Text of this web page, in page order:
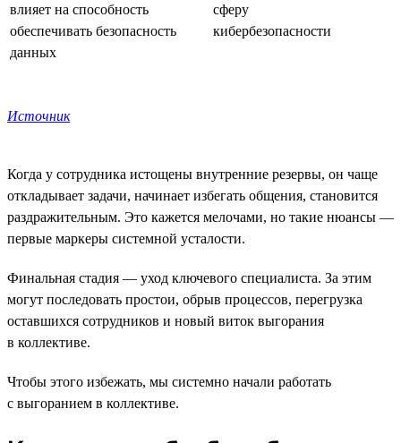
влияет на способность
обеспечивать безопасность
данных
сферу
кибербезопасности
Источник
Когда у сотрудника истощены внутренние резервы, он чаще
откладывает задачи, начинает избегать общения, становится
раздражительным. Это кажется мелочами, но такие нюансы —
первые маркеры системной усталости.
Финальная стадия — уход ключевого специалиста. За этим
могут последовать простои, обрыв процессов, перегрузка
оставшихся сотрудников и новый виток выгорания
в коллективе.
Чтобы этого избежать, мы системно начали работать
с выгоранием в коллективе.